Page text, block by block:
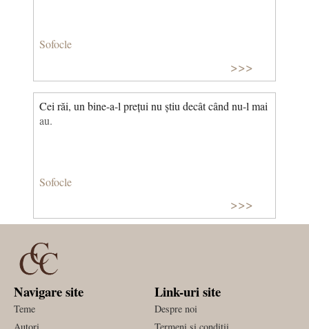
Sofocle
>>>
Cei răi, un bine-a-l prețui nu știu decât când nu-l mai
au.
Sofocle
>>>
Navigare site
Teme
Link-uri site
Despre noi